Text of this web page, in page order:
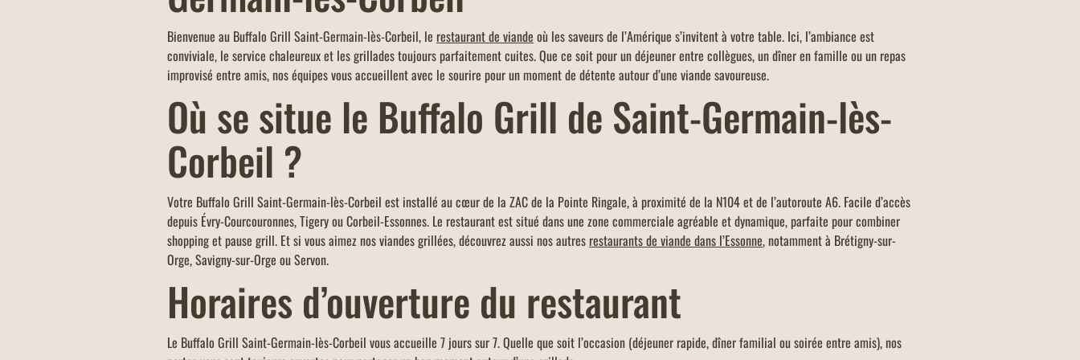
click & collect (avec paiement sur place),
d'un montant minimum de 40 euros.
votre carte famille nombreuse et dans la
limite d'un menu KIDS par addition.
Bienvenue au Buffalo Grill Saint-Germain-lès-Corbeil, le restaurant de viande où les saveurs de l’Amérique s’invitent à votre table. Ici, l’ambiance est
conviviale, le service chaleureux et les grillades toujours parfaitement cuites. Que ce soit pour un déjeuner entre collègues, un dîner en famille ou un repas
improvisé entre amis, nos équipes vous accueillent avec le sourire pour un moment de détente autour d’une viande savoureuse.
Où se situe le Buffalo Grill de Saint-Germain-lès-
Corbeil ?
Votre Buffalo Grill Saint-Germain-lès-Corbeil est installé au cœur de la ZAC de la Pointe Ringale, à proximité de la N104 et de l’autoroute A6. Facile d’accès
depuis Évry-Courcouronnes, Tigery ou Corbeil-Essonnes. Le restaurant est situé dans une zone commerciale agréable et dynamique, parfaite pour combiner
shopping et pause grill. Et si vous aimez nos viandes grillées, découvrez aussi nos autres restaurants de viande dans l’Essonne, notamment à Brétigny-sur-
Orge, Savigny-sur-Orge ou Servon.
Horaires d’ouverture du restaurant
Le Buffalo Grill Saint-Germain-lès-Corbeil vous accueille 7 jours sur 7. Quelle que soit l’occasion (déjeuner rapide, dîner familial ou soirée entre amis), nos